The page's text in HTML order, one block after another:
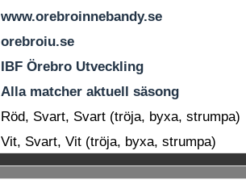
www.orebroinnebandy.se
orebroiu.se
IBF Örebro Utveckling
Alla matcher aktuell säsong
Röd, Svart, Svart (tröja, byxa, strumpa)
Vit, Svart, Vit (tröja, byxa, strumpa)